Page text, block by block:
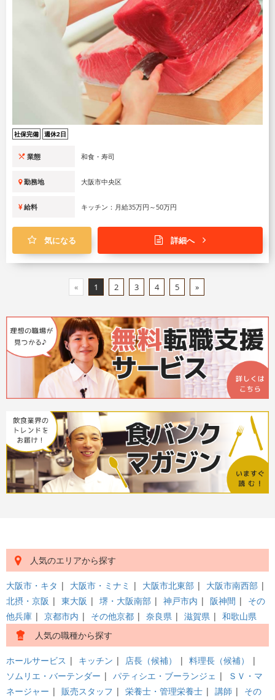
社保完備 週休2日
業態 和食・寿司
勤務地 大阪市中央区
給料 キッチン：月給35万円～50万円
気になる 詳細へ
« 1 2 3 4 5 »
人気のエリアから探す
大阪市・キタ | 大阪市・ミナミ | 大阪市北東部 | 大阪市南西部 |
北摂・京阪 | 東大阪 | 堺・大阪南部 | 神戸市内 | 阪神間 | その
他兵庫 | 京都市内 | その他京都 | 奈良県 | 滋賀県 | 和歌山県
人気の職種から探す
ホールサービス | キッチン | 店長（候補） | 料理長（候補）
|
ソムリエ・バーテンダー | パティシエ・ブーランジェ |
ＳＶ・マ
ネージャー | 販売スタッフ | 栄養士・管理栄養士 | 講師 | その